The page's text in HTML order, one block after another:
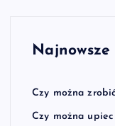
Czy można
Czy można